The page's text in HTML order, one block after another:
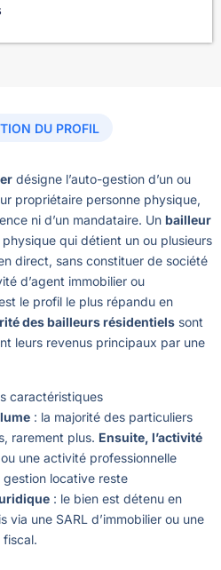
DU PROFIL
désigne l’auto-gestion d’un ou
propriétaire personne physique,
ni d’un mandataire. Un bailleur
qui détient un ou plusieurs
direct, sans constituer de société
d’agent immobilier ou
le profil le plus répandu en
des bailleurs résidentiels sont
leurs revenus principaux par une
caractéristiques
: la majorité des particuliers
rarement plus. Ensuite, l’activité
une activité professionnelle
gestion locative reste
: le bien est détenu en
via une SARL d’immobilier ou une
fiscal.